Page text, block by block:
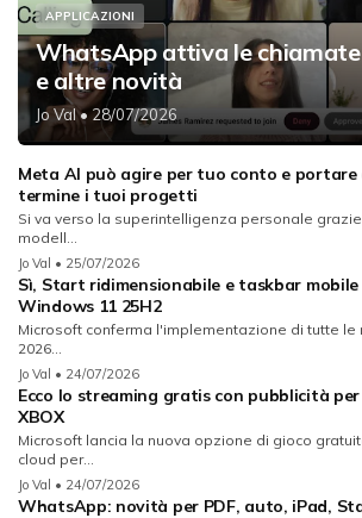
APPLICAZIONI
WhatsApp attiva le
e altre novità
Jo Val• 28/07/2026
Meta AI può agire per tuo conto e portare
termine i tuoi progetti
Si va verso la superintelligenza personale
modell...
Jo Val • 25/07/2026
Sì, Start ridimensionabile e taskbar mobile
Windows 11 25H2
Microsoft conferma l'implementazione di tutte le
2026...
Jo Val • 24/07/2026
Ecco lo streaming gratis con pubblicità
XBOX
Microsoft lancia la nuova opzione di gioco
cloud per...
Jo Val • 24/07/2026
WhatsApp: novità per PDF, auto, iPad,